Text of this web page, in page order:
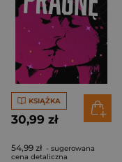
KSIĄŻKA
30,99 zł
54,99 zł - sugerowana
cena detaliczna